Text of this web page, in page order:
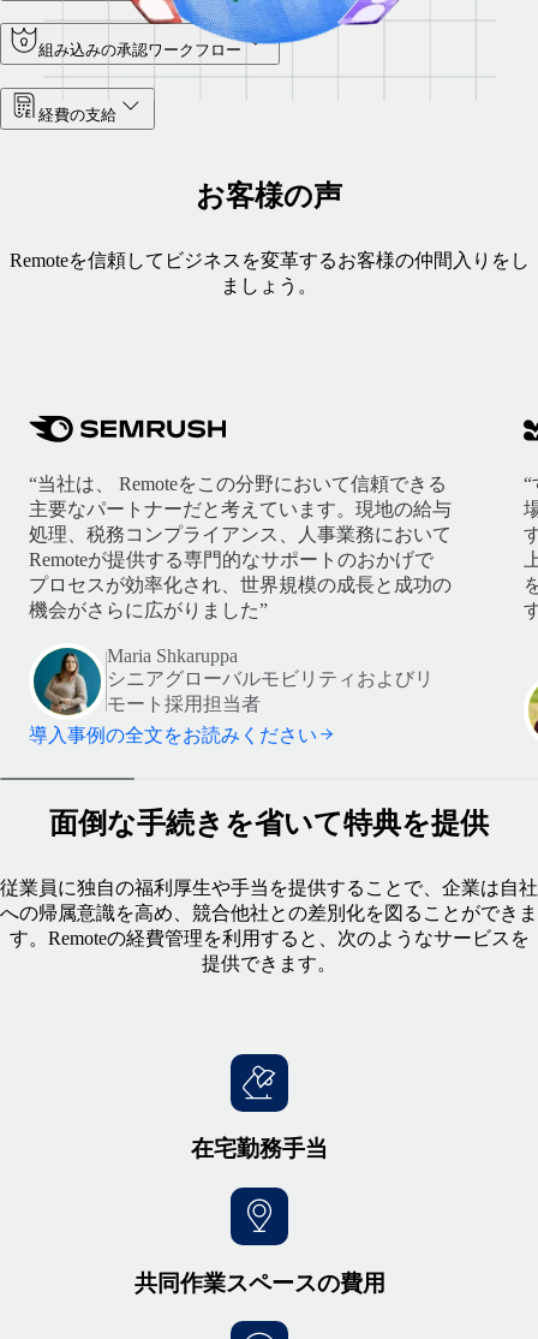
組み込みの承認ワークフロー
経費の支給
お客様の声
Remoteを信頼してビジネスを変革するお客様の仲間入りをし
ましょう。
“当社は、 Remoteをこの分野において信頼できる
主要なパートナーだと考えています。現地の給与
処理、税務コンプライアンス、人事業務において
Remoteが提供する専門的なサポートのおかげで
プロセスが効率化され、世界規模の成長と成功の
機会がさらに広がりました”
Maria Shkaruppa
シニアグローバルモビリティおよびリ
モート採用担当者
導入事例の全文をお読みください
“
面倒な手続きを省いて特典を提供
従業員に独自の福利厚生や手当を提供することで、企業は自社
への帰属意識を高め、競合他社との差別化を図ることができま
す。Remoteの経費管理を利用すると、次のようなサービスを
提供できます。
在宅勤務手当
共同作業スペースの費用